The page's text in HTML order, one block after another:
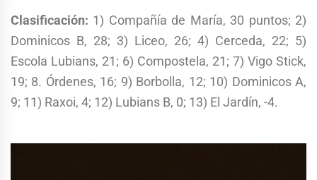
Clasificación: 1) Compañía de María, 30 puntos; 2)
Dominicos B, 28; 3) Liceo, 26; 4) Cerceda, 22; 5)
Escola Lubians, 21; 6) Compostela, 21; 7) Vigo Stick,
19; 8. Órdenes, 16; 9) Borbolla, 12; 10) Dominicos A,
9; 11) Raxoi, 4; 12) Lubians B, 0; 13) El Jardín, -4.